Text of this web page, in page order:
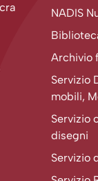
NADIS
Archivio
Servizio
mobili,
Servizio
disegni
Servizio